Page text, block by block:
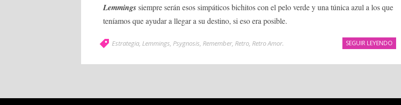
Lemmingssiempre serán esos simpáticos bichitos con el pelo verde y una túnica azul a los que
teníamos que ayudar a llegar a su destino, si eso era posible.
SEGUIR LEYENDO
Estrategia, Lemmings, Psygnosis, Remember, Retro, Retro Amor.